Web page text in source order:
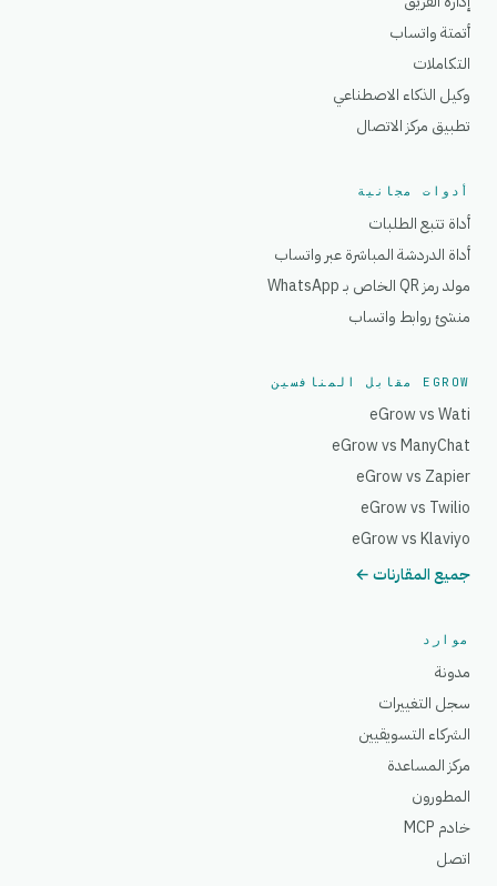
أتمتة واتساب
التكاملات
وكيل الذكاء الاصطناعي
تطبيق مركز الاتصال
أدوات مجانية
أداة تتبع الطلبات
أداة الدردشة المباشرة عبر واتساب
مولد رمز QR الخاص بـ WhatsApp
منشئ روابط واتساب
EGROW مقابل المنافسين
eGrow vs Wati
eGrow vs ManyChat
eGrow vs Zapier
eGrow vs Twilio
eGrow vs Klaviyo
جميع المقارنات ←
موارد
مدونة
سجل التغييرات
الشركاء التسويقيين
مركز المساعدة
المطورون
خادم MCP
اتصل